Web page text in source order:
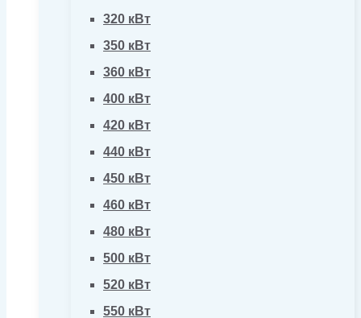
320 кВт
350 кВт
360 кВт
400 кВт
420 кВт
440 кВт
450 кВт
460 кВт
480 кВт
500 кВт
520 кВт
550 кВт